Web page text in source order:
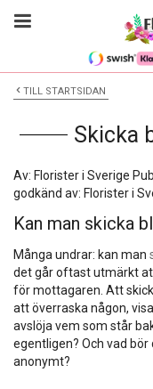
TILL STARTSIDAN
Skicka
Av: Florister i Sverige
godkänd av: Florister i
Kan man skicka
Många undrar: kan man
det går oftast utmärkt
för mottagaren. Att
att överraska någon,
avslöja vem som står
egentligen? Och vad
anonymt?